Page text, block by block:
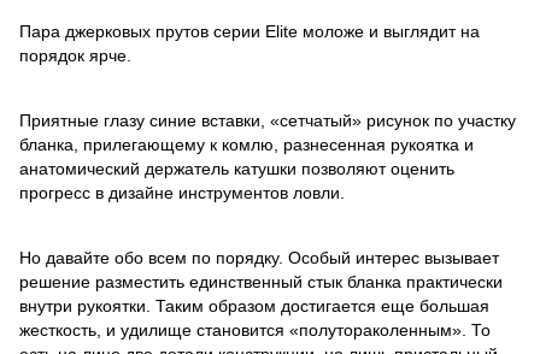
Пара джерковых прутов серии Elite моложе и выглядит на
порядок ярче.
Приятные глазу синие вставки, «сетчатый» рисунок по участку
бланка, прилегающему к комлю, разнесенная рукоятка и
анатомический держатель катушки позволяют оценить
прогресс в дизайне инструментов ловли.
Но давайте обо всем по порядку. Особый интерес вызывает
решение разместить единственный стык бланка практически
внутри рукоятки. Таким образом достигается еще большая
жесткость, и удилище становится «полутораколенным». То